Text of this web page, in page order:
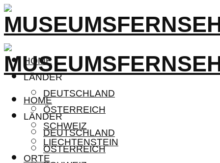
HOME
LÄNDER
DEUTSCHLAND
ÖSTERREICH
SCHWEIZ
LIECHTENSTEIN
ORTE
HOME
LÄNDER
DEUTSCHLAND
ÖSTERREICH